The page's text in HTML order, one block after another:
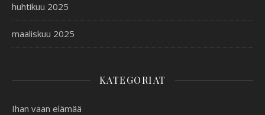
huhtikuu 2025
maaliskuu 2025
KATEGORIAT
Ihan vaan elämää